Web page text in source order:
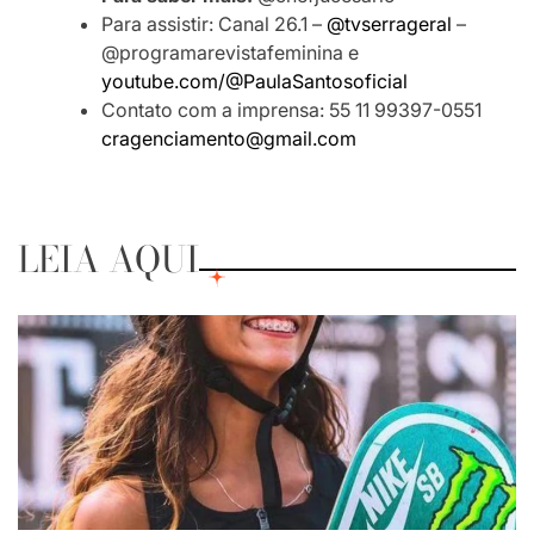
Para assistir: Canal 26.1 – @tvserrageral –
@programarevistafeminina e
youtube.com/@PaulaSantosoficial
Contato com a imprensa: 55 11 99397-0551
cragenciamento@gmail.com
LEIA AQUI